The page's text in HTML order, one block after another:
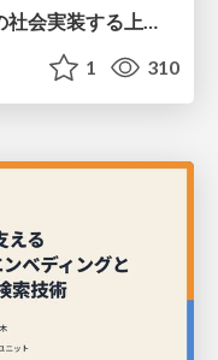
BrainPad AAA_AIエージェントの社会実装する上での壁 / Barriers to the Social Implementation of AI Agents
1 310